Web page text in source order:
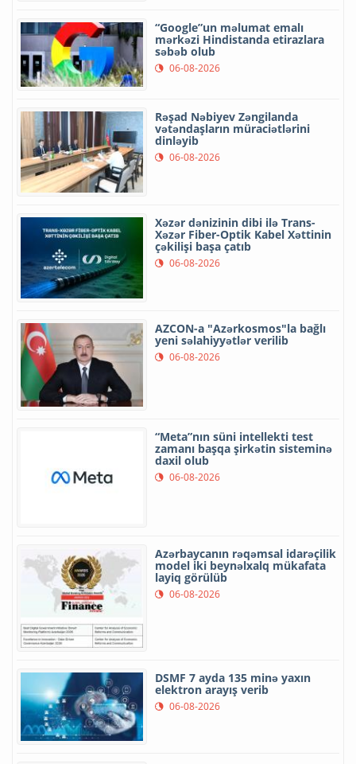
“Google”un məlumat emalı
mərkəzi Hindistanda etirazlara
səbəb olub
06-08-2026
Rəşad Nəbiyev Zəngilanda
vətəndaşların müraciətlərini
dinləyib
06-08-2026
Xəzər dənizinin dibi ilə Trans-
Xəzər Fiber-Optik Kabel Xəttinin
çəkilişi başa çatıb
06-08-2026
AZCON-a "Azərkosmos"la bağlı
yeni səlahiyyətlər verilib
06-08-2026
“Meta”nın süni intellekti test
zamanı başqa şirkətin sisteminə
daxil olub
06-08-2026
Azərbaycanın rəqəmsal idarəçilik
model iki beynəlxalq mükafata
layiq görülüb
06-08-2026
DSMF 7 ayda 135 minə yaxın
elektron arayış verib
06-08-2026